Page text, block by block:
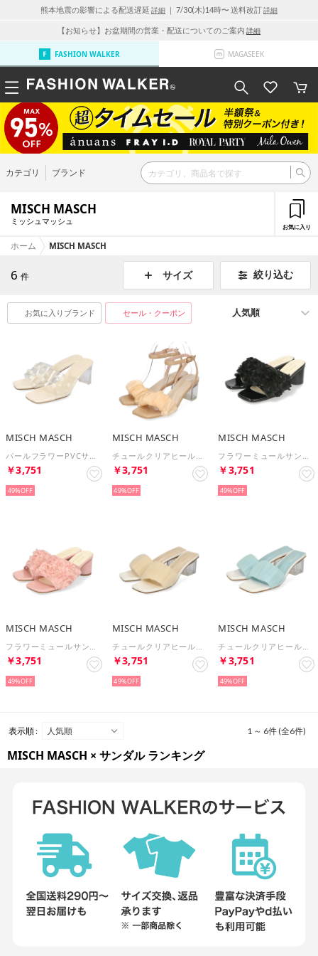
熊本地震の影響による配送遅延 詳細 ｜ 7/30(木)14時〜 送料改訂詳細
【お知らせ】お盆期間の営業・配送についてのご案内 詳細
FASHION WALKER MAGASEEK
カテゴリ ブランド
MISCH MASCH
ミッシュマッシュ
お気に入り
ホーム MISCH MASCH
6 件 サイズ 絞り込む
お気に入りブランド セール・クーポン
MISCH MASCH
￥3,751
49%
MISCH MASCH
￥3,751
49%
MISCH MASCH
￥3,751
49%
MISCH MASCH
￥3,751
49%
MISCH MASCH
￥3,751
49%
MISCH MASCH
￥3,751
49%
表示順 : 1 ～ 6件 (全6件)
MISCH MASCH × サンダル ランキング